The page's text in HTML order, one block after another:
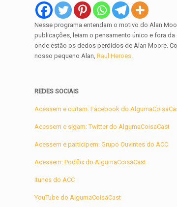
Nesse programa entendam o motivo do Alan
publicações, leiam o pensamento único e fora
onde estão os dedos perdidos de Alan Moore.
nosso pequeno Alan, Raul Heroes.
REDES SOCIAIS
Acessem e curtam: Facebook do
Acessem e sigam: Twitter do AlgumaCoisaCast
Acessem e participem: Grupo Ouvintes do ACC
Acessem: Podflix do AlgumaCoisaCast
Itunes do ACC
YouTube do AlgumaCoisaCast